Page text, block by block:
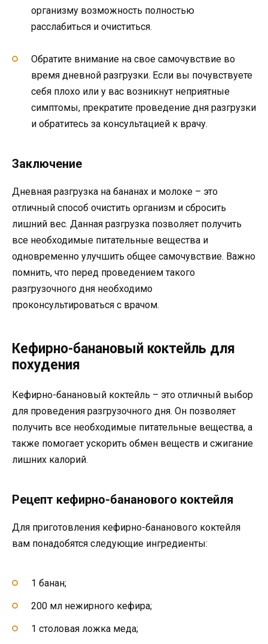
организму возможность полностью
расслабиться и очиститься.
Обратите внимание на свое самочувствие во
время дневной разгрузки. Если вы почувствуете
себя плохо или у вас возникнут неприятные
симптомы, прекратите проведение дня разгрузки
и обратитесь за консультацией к врачу.
Заключение
Дневная разгрузка на бананах и молоке – это
отличный способ очистить организм и сбросить
лишний вес. Данная разгрузка позволяет получить
все необходимые питательные вещества и
одновременно улучшить общее самочувствие. Важно
помнить, что перед проведением такого
разгрузочного дня необходимо
проконсультироваться с врачом.
Кефирно-банановый коктейль для
похудения
Кефирно-банановый коктейль – это отличный выбор
для проведения разгрузочного дня. Он позволяет
получить все необходимые питательные вещества, а
также помогает ускорить обмен веществ и сжигание
лишних калорий.
Рецепт кефирно-бананового коктейля
Для приготовления кефирно-бананового коктейля
вам понадобятся следующие ингредиенты:
1 банан;
200 мл нежирного кефира;
1 столовая ложка меда;